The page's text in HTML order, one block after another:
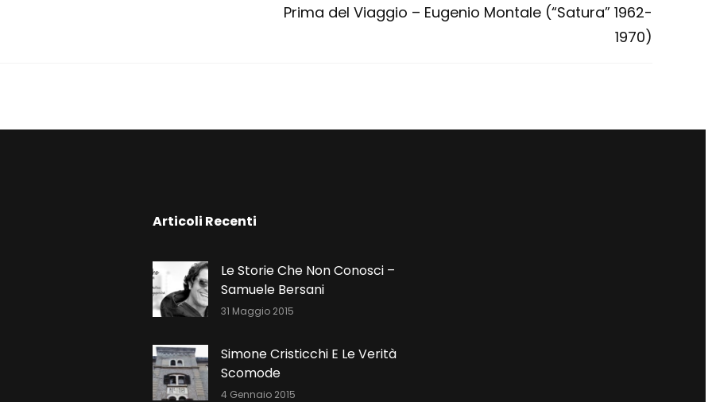
Prima del Viaggio – Eugenio Montale (“Satura” 1962-
1970)
Articoli Recenti
Le Storie Che Non Conosci –
Samuele Bersani
31 Maggio 2015
Simone Cristicchi E Le Verità
Scomode
4 Gennaio 2015